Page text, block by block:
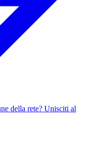
della rete? Unisciti al